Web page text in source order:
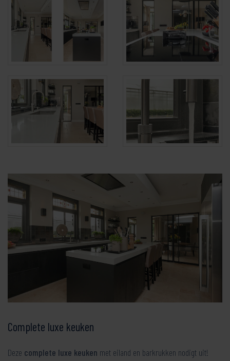
Complete luxe keuken
Deze complete luxe keuken met eiland en barkrukken nodigt uit!